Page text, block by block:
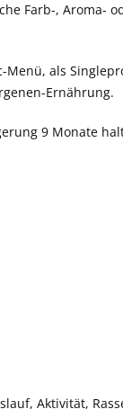
Farb-, Aroma-
Menü, als
Ernährung.
9 Monate
Aktivität,